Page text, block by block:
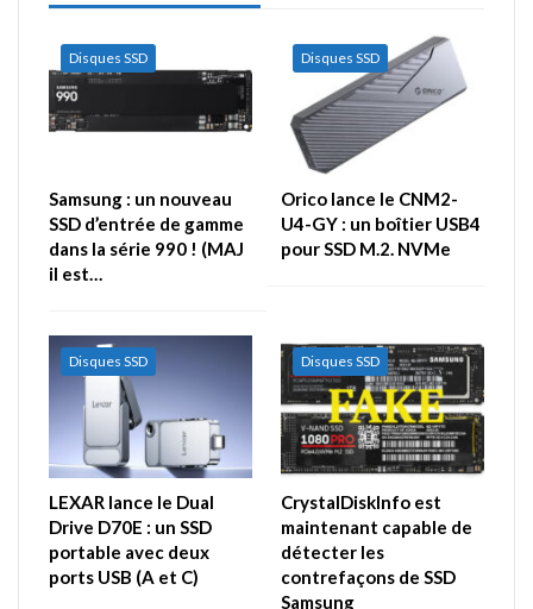
Disques SSD
Samsung : un nouveau
SSD d’entrée de gamme
dans la série 990 ! (MAJ
il est…
Disques SSD
Orico lance le CNM2-
U4-GY : un boîtier USB4
pour SSD M.2. NVMe
Disques SSD
LEXAR lance le Dual
Drive D70E : un SSD
portable avec deux
ports USB (A et C)
Disques SSD
CrystalDiskInfo est
maintenant capable de
détecter les
contrefaçons de SSD
Samsung